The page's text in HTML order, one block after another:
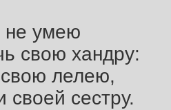
не умею
свою хандру:
лелею,
своей сестру.